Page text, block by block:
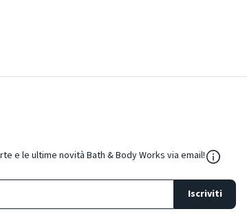
e le ultime novità Bath & Body Works via email!
Iscriviti